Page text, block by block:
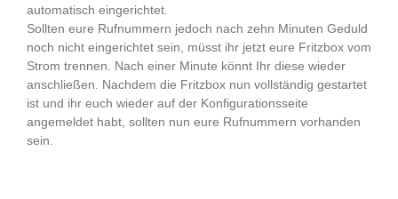
automatisch eingerichtet.
Sollten eure Rufnummern jedoch nach zehn Minuten Geduld
noch nicht eingerichtet sein, müsst ihr jetzt eure Fritzbox vom
Strom trennen. Nach einer Minute könnt Ihr diese wieder
anschließen. Nachdem die Fritzbox nun vollständig gestartet
ist und ihr euch wieder auf der Konfigurationsseite
angemeldet habt, sollten nun eure Rufnummern vorhanden
sein.